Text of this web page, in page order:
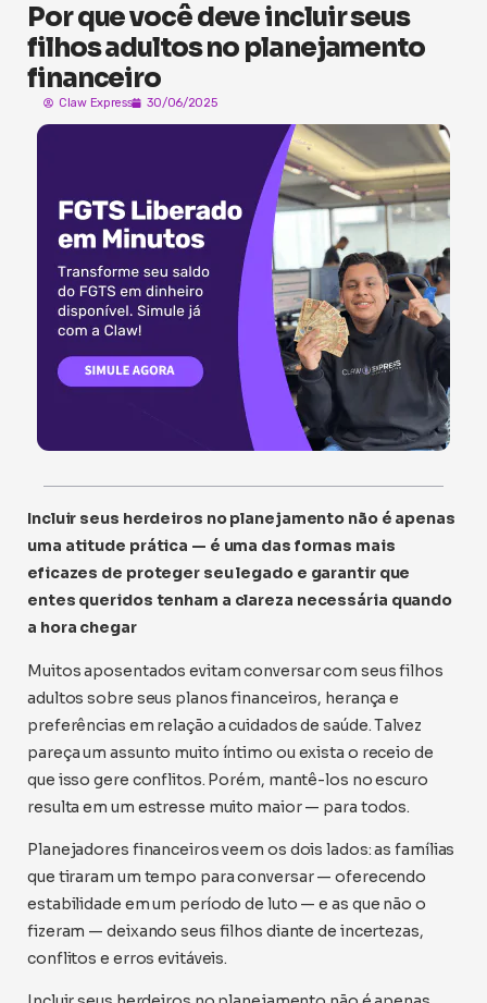
Por que você deve incluir seus
filhos adultos no planejamento
financeiro
Claw Express 30/06/2025
Incluir seus herdeiros no planejamento não é apenas
uma atitude prática — é uma das formas mais
eficazes de proteger seu legado e garantir que
entes queridos tenham a clareza necessária quando
a hora chegar
Muitos aposentados evitam conversar com seus filhos
adultos sobre seus planos financeiros, herança e
preferências em relação a cuidados de saúde. Talvez
pareça um assunto muito íntimo ou exista o receio de
que isso gere conflitos. Porém, mantê-los no escuro
resulta em um estresse muito maior — para todos.
Planejadores financeiros veem os dois lados: as famílias
que tiraram um tempo para conversar — oferecendo
estabilidade em um período de luto — e as que não o
fizeram — deixando seus filhos diante de incertezas,
conflitos e erros evitáveis.